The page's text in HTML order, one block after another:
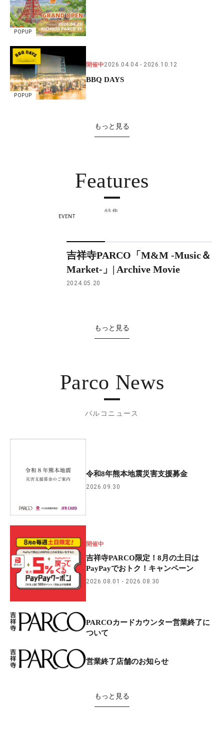
POPUP
POPUP
開催中2026.04.04 2026.10.12
BBQ DAYS
もっと見る
Features
特集
EVENT
吉祥寺PARCO「M&M -Music＆
Market-」| Archive Movie
2024.05.20
もっと見る
Parco News
パルコニュース
令和8年熊本地震災害支援募金
2026.09.30
開催中
吉祥寺PARCO限定！8月の土日は
PayPayでおトク！キャンペーン
2026.08.01 2026.08.30
PARCOカードカウンター営業終了に
ついて
営業終了店舗のお知らせ
もっと見る